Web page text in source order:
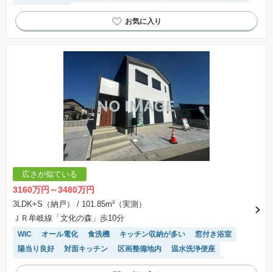
トイレ2個以上
広さが似ている
3160万円～3480万円
3LDK+S（納戸）
/ 101.85m²（実測）
ＪＲ牟岐線「文化の森」歩10分
WIC オール電化 食洗機 キッチン収納が多い
窓付き浴室
陽当り良好
対面キッチン 区画整備地内
温水洗浄便座
IHクッキングヒーター
SIC バリアフリー 閑静な住宅地